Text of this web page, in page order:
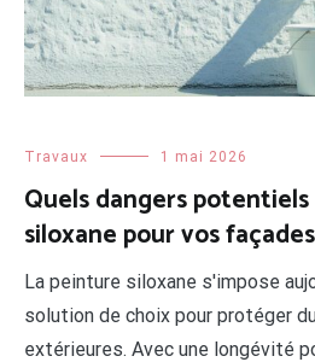
Travaux 1 mai 2026
Quels dangers
siloxane pour vos
La peinture siloxane s'impose
solution de choix pour protéger
extérieures. Avec une longévité